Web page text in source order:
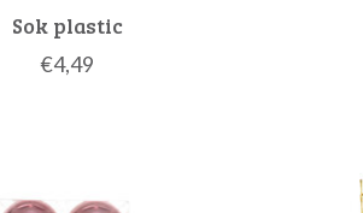
Sok plastic
€4,49